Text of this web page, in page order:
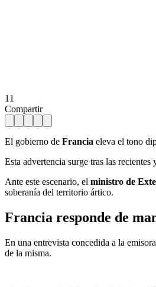
11
Compartir
El gobierno de Francia eleva el tono
Esta advertencia surge tras las
Ante este escenario, el ministro de
soberanía del territorio ártico.
Francia responde de
En una entrevista concedida a la
de la misma.